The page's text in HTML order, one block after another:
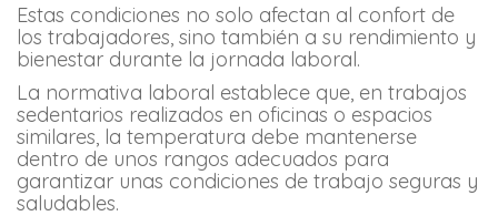
Estas condiciones no solo afectan al confort de
los trabajadores, sino también a su rendimiento y
bienestar durante la jornada laboral.
La normativa laboral establece que, en trabajos
sedentarios realizados en oficinas o espacios
similares, la temperatura debe mantenerse
dentro de unos rangos adecuados para
garantizar unas condiciones de trabajo seguras y
saludables.